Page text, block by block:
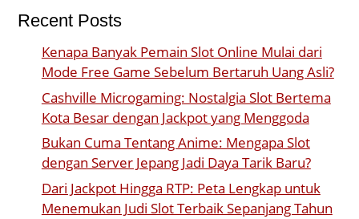
Recent Posts
Kenapa Banyak Pemain Slot Online Mulai dari
Mode Free Game Sebelum Bertaruh Uang Asli?
Cashville Microgaming: Nostalgia Slot Bertema
Kota Besar dengan Jackpot yang Menggoda
Bukan Cuma Tentang Anime: Mengapa Slot
dengan Server Jepang Jadi Daya Tarik Baru?
Dari Jackpot Hingga RTP: Peta Lengkap untuk
Menemukan Judi Slot Terbaik Sepanjang Tahun